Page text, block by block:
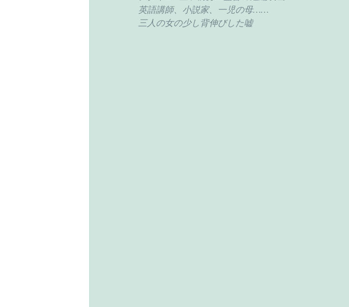
英語講師、小説家、一児の母……
三人の女の少し背伸びした嘘